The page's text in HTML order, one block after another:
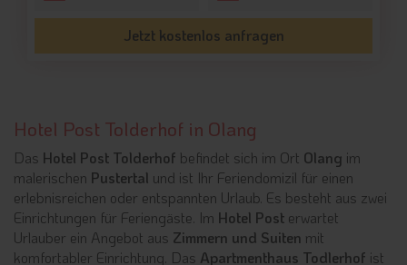
Jetzt kostenlos anfragen
Hotel Post Tolderhof in Olang
Das Hotel Post Tolderhof befindet sich im Ort Olang im
malerischen Pustertal und ist Ihr Feriendomizil für einen
erlebnisreichen oder entspannten Urlaub. Es besteht aus zwei
Einrichtungen für Feriengäste. Im Hotel Post erwartet
Urlauber ein Angebot aus Zimmern und Suiten mit
komfortabler Einrichtung. Das Apartmenthaus Todlerhof ist